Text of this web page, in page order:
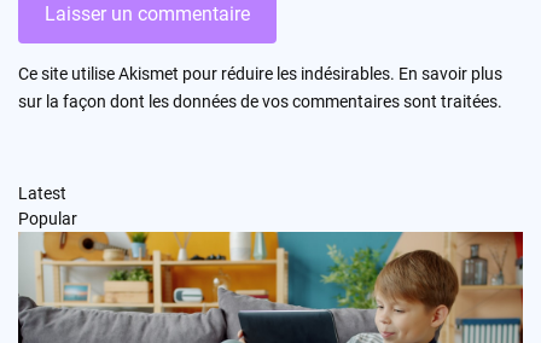
Ce site utilise Akismet pour réduire les indésirables. En savoir plus
sur la façon dont les données de vos commentaires sont traitées.
Latest
Popular